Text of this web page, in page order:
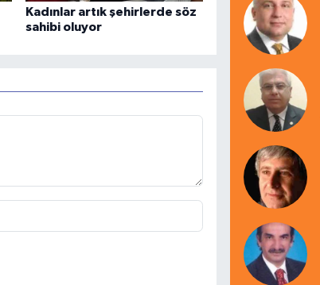
Kadınlar artık şehirlerde söz
sahibi oluyor